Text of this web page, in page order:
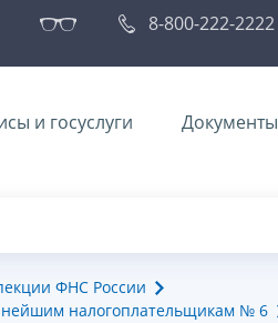
8-800-222-2222
и госуслуги Документы
ФНС России
налогоплательщикам № 6